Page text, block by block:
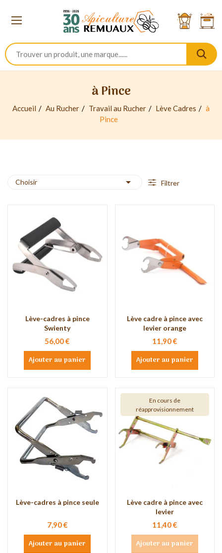
à Pince
Accueil Au Rucher Travail au Rucher Lève Cadres
à
Pince
Choisir  Filtrer
Lève-cadres à pince
Swienty
56,00 €
Ajouter au panier
Lève cadre à pince avec
levier orange
11,90 €
Ajouter au panier
Lève-cadres à pince seule
7,90 €
Ajouter au panier
En cours de
réapprovisionnement
Lève cadre à pince avec
levier
11,40 €
Ajouter au panier